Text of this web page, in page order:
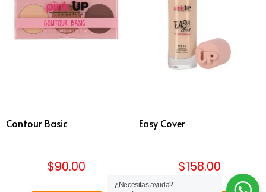
Contour Basic
$90.00
Easy Cover
$158.00
¿Necesitas ayuda?